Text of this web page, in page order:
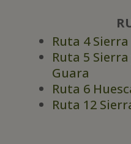
Ruta 4
Ruta 5
Guara
Ruta 6
Ruta 12